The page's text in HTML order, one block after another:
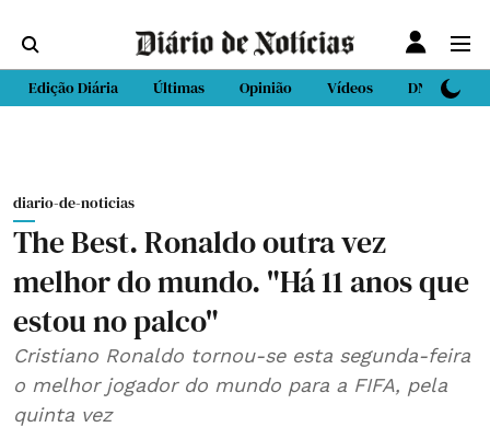
Edição Diária Últimas Opinião Vídeos DN Sport
diario-de-noticias
The Best. Ronaldo outra vez
melhor do mundo. "Há 11 anos que
estou no palco"
Cristiano Ronaldo tornou-se esta segunda-feira
o melhor jogador do mundo para a FIFA, pela
quinta vez